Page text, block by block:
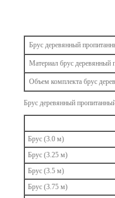
Брус деревянный
Материал брус деревянный
Объем комплекта брус
Брус деревянный
Брус (3.0 м)
Брус (3.25 м)
Брус (3.5 м)
Брус (3.75 м)